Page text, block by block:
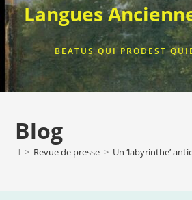
Langues
BEATUS QUI PRODEST
Blog
> Revue de presse > Un ‘labyrinthe’